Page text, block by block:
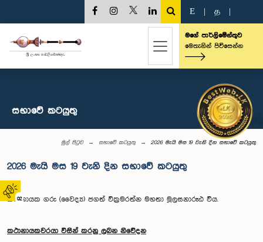
02
E த
මගේ පාර්ලිමේන්තුව
මෙතැනින් පිවිසෙන්න
සභාවේ කටයුතු
මුල් පිටුව සභාවේ කටයුතු 2026 මැයි මස 19 වැනි දින සභාවේ කටයුතු
2026 මැයි මස 19 වැනි දින සභාවේ කටයුතු
කථානායක ගරු (වෛද්‍ය) ජගත් වික්‍රමරත්න මහතා මූලසනාරූඪ විය.
කථානායකවරයා විසින් කරනු ලබන නිවේදන